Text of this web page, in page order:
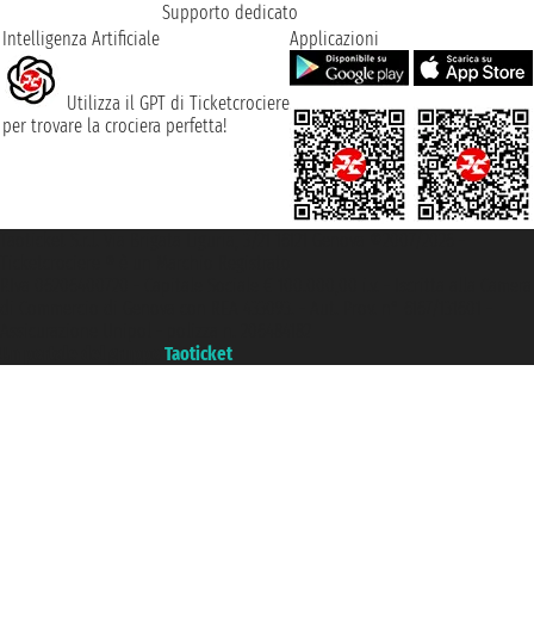
Supporto dedicato
Intelligenza Artificiale
Utilizza il GPT di Ticketcrociere
per trovare la crociera perfetta!
Applicazioni
Taoticket